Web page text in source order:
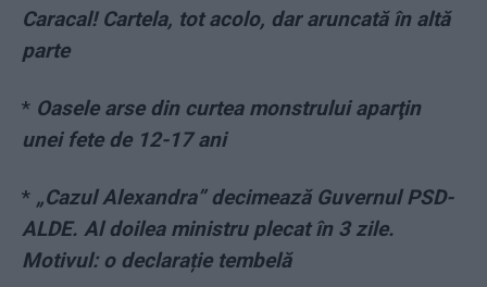
Caracal! Cartela, tot acolo, dar aruncată în altă
parte
* Oasele arse din curtea monstrului aparţin
unei fete de 12-17 ani
* „Cazul Alexandra” decimează Guvernul PSD-
ALDE. Al doilea ministru plecat în 3 zile.
Motivul: o declarație tembelă